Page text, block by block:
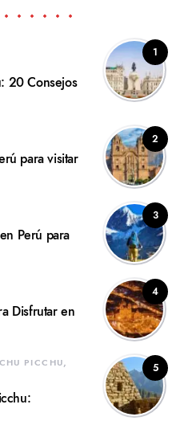
1
20 Consejos
2
para visitar
3
Perú para
4
Disfrutar en
5
PICCHU